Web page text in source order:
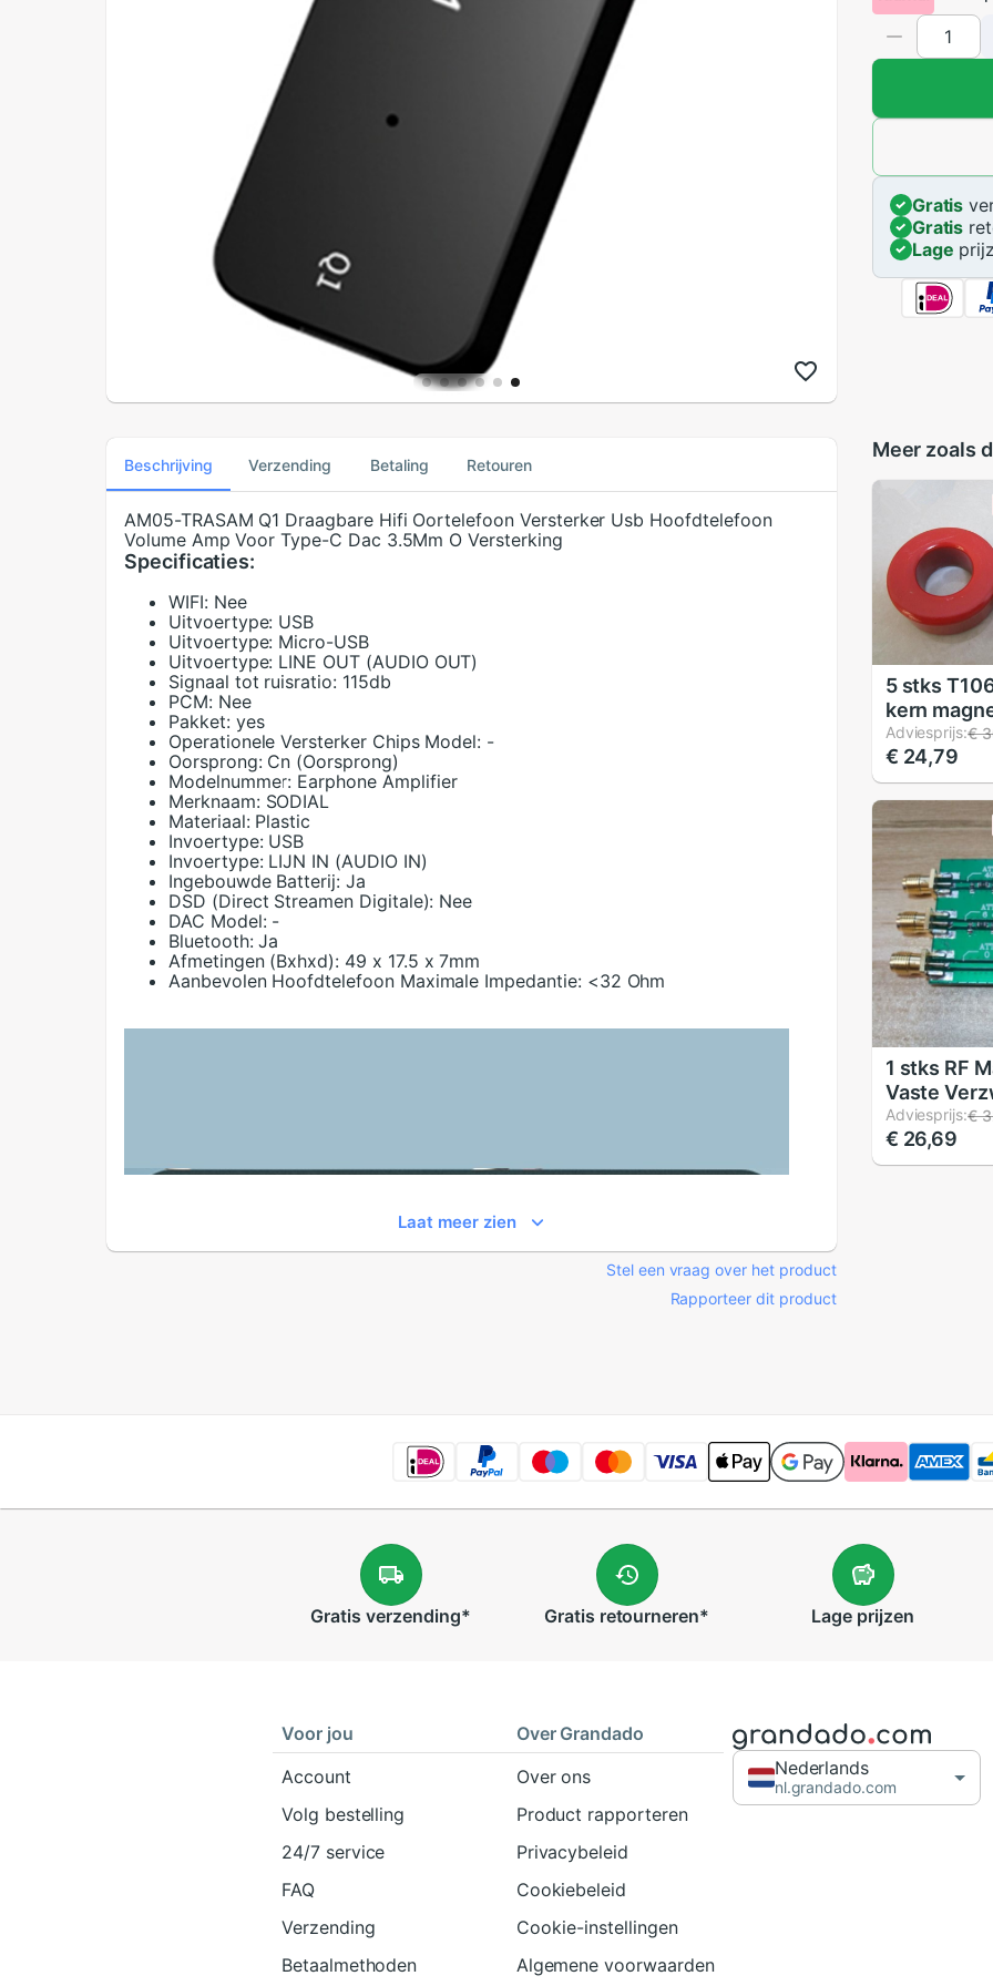
Gratis
Gratis
Lage
Beschrijving Verzending Betaling Retouren
AM05-TRASAM Q1 Draagbare Hifi Oortelefoon Versterker Usb Hoofdtelefoon
Volume Amp Voor Type-C Dac 3.5Mm O Versterking
Specificaties:
WIFI: Nee
Uitvoertype: USB
Uitvoertype: Micro-USB
Uitvoertype: LINE OUT (AUDIO OUT)
Signaal tot ruisratio: 115db
PCM: Nee
Pakket: yes
Operationele Versterker Chips Model: -
Oorsprong: Cn (Oorsprong)
Modelnummer: Earphone Amplifier
Merknaam: SODIAL
Materiaal: Plastic
Invoertype: USB
Invoertype: LIJN IN (AUDIO IN)
Ingebouwde Batterij: Ja
DSD (Direct Streamen Digitale): Nee
DAC Model: -
Bluetooth: Ja
Afmetingen (Bxhxd): 49 x 17.5 x 7mm
Aanbevolen Hoofdtelefoon Maximale Impedantie: <32 Ohm
Laat meer zien
Stel een vraag over het product
Rapporteer dit product
Meer zoals
5 stks
kern
hoge
as ring
Adviesprijs:€
€ 24,79
1 stks RF
Vaste
4.0 ghz
Adviesprijs:€
€ 26,69
Gratis verzending* Gratis retourneren* Lage prijzen
Voor jou
Account
Volg bestelling
24/7 service
FAQ
Verzending
Betaalmethoden
Over Grandado
Over ons
Product rapporteren
Privacybeleid
Cookiebeleid
Cookie-instellingen
Algemene voorwaarden
Nederlands
nl.grandado.com